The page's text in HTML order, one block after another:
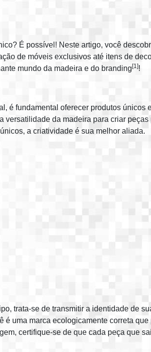
É possível! Neste artigo, você
de móveis exclusivos até itens de
mundo da madeira e do branding [1]!
é fundamental oferecer produtos únicos
da madeira para criar
a criatividade é sua melhor aliada.
trata-se de transmitir a identidade de
uma marca ecologicamente correta
certifique-se de que cada peça que